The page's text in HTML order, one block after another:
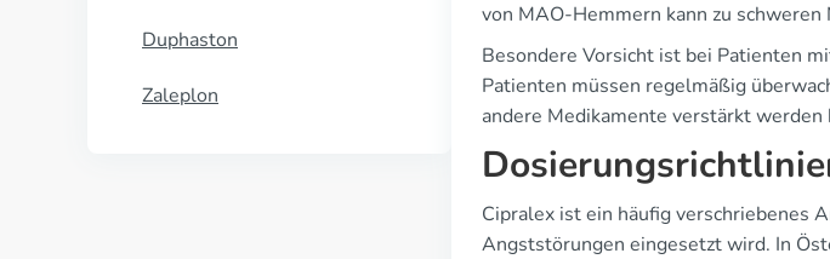
Duphaston
Zaleplon
von MAO-Hemmern kann zu
Besondere Vorsicht ist bei Patienten
Patienten müssen regelmäßig
andere Medikamente verstärkt werden
Cipralex ist ein häufig verschriebenes
Angststörungen eingesetzt wird. In